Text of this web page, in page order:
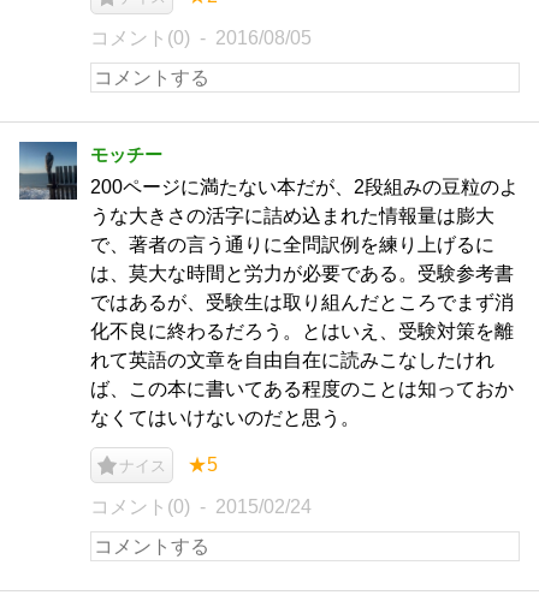
コメント(0) 2016/08/05
モッチー
200ページに満たない本だが、2段組みの豆粒のよ
うな大きさの活字に詰め込まれた情報量は膨大
で、著者の言う通りに全問訳例を練り上げるに
は、莫大な時間と労力が必要である。受験参考書
ではあるが、受験生は取り組んだところでまず消
化不良に終わるだろう。とはいえ、受験対策を離
れて英語の文章を自由自在に読みこなしたけれ
ば、この本に書いてある程度のことは知っておか
なくてはいけないのだと思う。
ナイス ★5
コメント(0) 2015/02/24